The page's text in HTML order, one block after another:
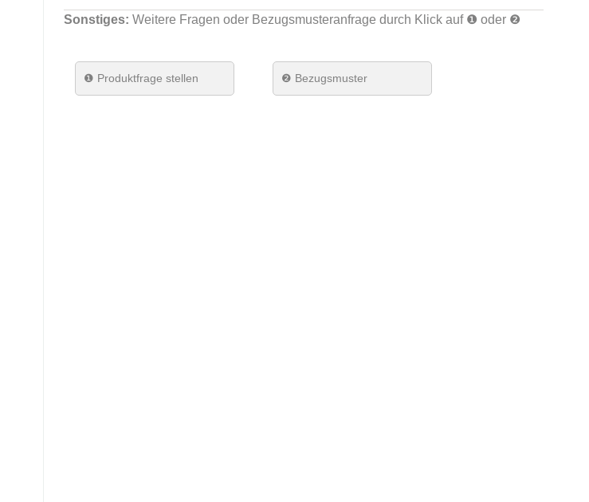
Veredelung /
Stone White
Sonstiges: Weitere Fragen oder Bezugsmusteranfrage durch Klick auf ❶ oder ❷
❶ Produktfrage stellen ❷ Bezugsmuster